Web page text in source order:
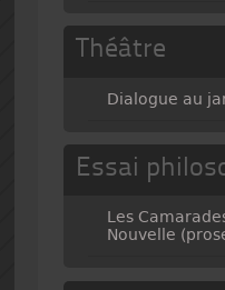
Théâtre
Dialogue au
Essai
Les
Nouvelle